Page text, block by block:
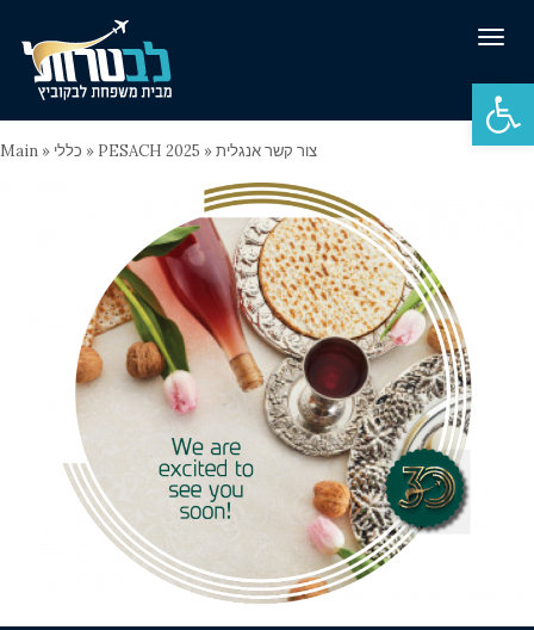
Main » כללי » PESACH 2025 »צור קשר אנגלית